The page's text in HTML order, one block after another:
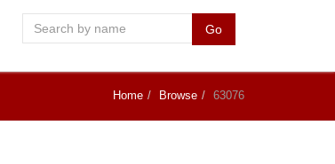
Go
Home Browse 63076